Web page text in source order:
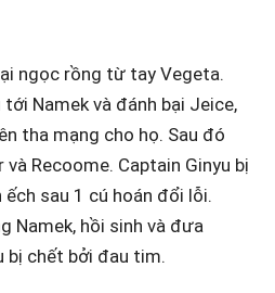
ngọc rồng từ tay Vegeta.
Namek và đánh bại Jeice,
tha mạng cho họ. Sau đó
Recoome. Captain Ginyu bị
sau 1 cú hoán đổi lỗi.
Namek, hồi sinh và đưa
bị chết bởi đau tim.